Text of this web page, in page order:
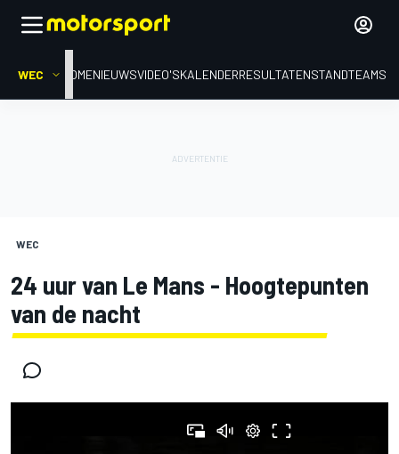
WEC HOMENIEUWSVIDEO'SKALENDERRESULTATENSTANDTEAMS
WEC
24 uur van Le Mans - Hoogtepunten
van de nacht